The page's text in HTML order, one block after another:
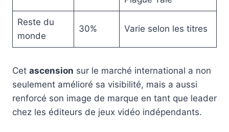
Reste du
monde
30% Varie selon les titres
Cet ascension sur le marché international a non
seulement amélioré sa visibilité, mais a aussi
renforcé son image de marque en tant que leader
chez les éditeurs de jeux vidéo indépendants.